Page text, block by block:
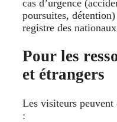
cas d’urgence
poursuites,
registre des
Pour les
et étrangers
Les visiteurs
: